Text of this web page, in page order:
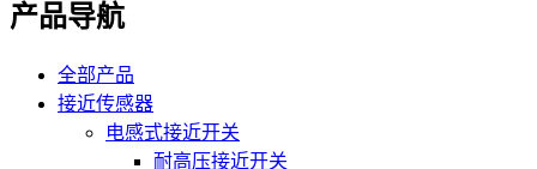
产品导航
全部产品
接近传感器
电感式接近开关
耐高压接近开关